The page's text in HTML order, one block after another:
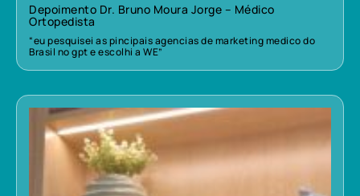
Depoimento Dr. Bruno Moura Jorge – Médico
Ortopedista
“eu pesquisei as pincipais agencias de marketing medico do
Brasil no gpt e escolhi a WE”